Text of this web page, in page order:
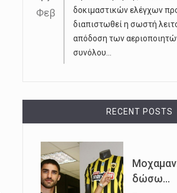
Φεβ
δοκιμαστικών ελέγχων
διαπιστωθεί η σωστή
απόδοση των
συνόλου...
RECENT POSTS
δώσω...